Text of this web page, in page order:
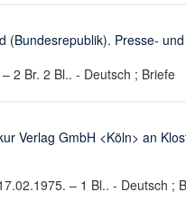
(Bundesrepublik). Presse-
2 Br. 2 Bl.. - Deutsch ; Briefe
Verlag GmbH <Köln> an
– 1 Bl.. - Deutsch ;